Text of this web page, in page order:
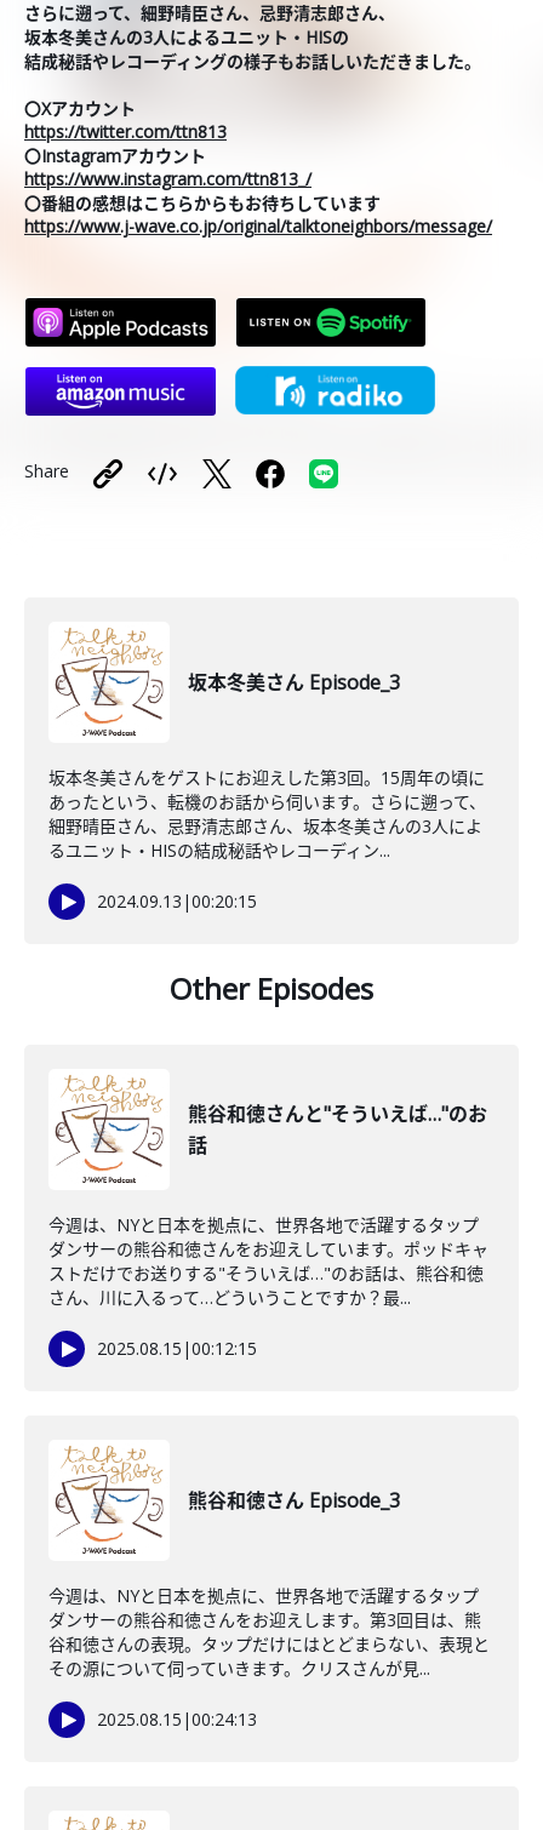
さらに遡って、細野晴臣さん、忌野清志郎さん、
坂本冬美さんの3人によるユニット・HISの
結成秘話やレコーディングの様子もお話しいただきました。
〇Xアカウント
https://twitter.com/ttn813
〇Instagramアカウント
https://www.instagram.com/ttn813_/
〇番組の感想はこちらからもお待ちしています
https://www.j-wave.co.jp/original/talktoneighbors/message/
Share
坂本冬美さん Episode_3
坂本冬美さんをゲストにお迎えした第3回。15周年の頃に
あったという、転機のお話から伺います。さらに遡って、
細野晴臣さん、忌野清志郎さん、坂本冬美さんの3人によ
るユニット・HISの結成秘話やレコーディン...
2024.09.13 |00:20:15
Other Episodes
熊谷和徳さんと"そういえば…"のお
話
今週は、NYと日本を拠点に、世界各地で活躍するタップ
ダンサーの熊谷和徳さんをお迎えしています。ポッドキャ
ストだけでお送りする"そういえば…"のお話は、熊谷和徳
さん、川に入るって…どういうことですか？最...
2025.08.15 |00:12:15
熊谷和徳さん Episode_3
今週は、NYと日本を拠点に、世界各地で活躍するタップ
ダンサーの熊谷和徳さんをお迎えします。第3回目は、熊
谷和徳さんの表現。タップだけにはとどまらない、表現と
その源について伺っていきます。クリスさんが見...
2025.08.15 |00:24:13